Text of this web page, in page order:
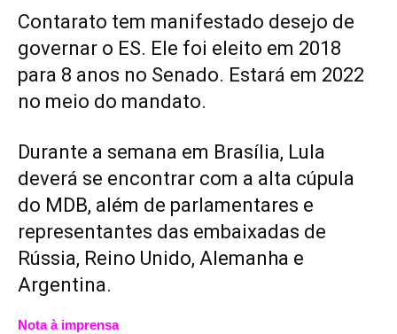
Contarato tem manifestado desejo de
governar o ES. Ele foi eleito em 2018
para 8 anos no Senado. Estará em 2022
no meio do mandato.
Durante a semana em Brasília, Lula
deverá se encontrar com a alta cúpula
do MDB, além de parlamentares e
representantes das embaixadas de
Rússia, Reino Unido, Alemanha e
Argentina.
Nota à imprensa